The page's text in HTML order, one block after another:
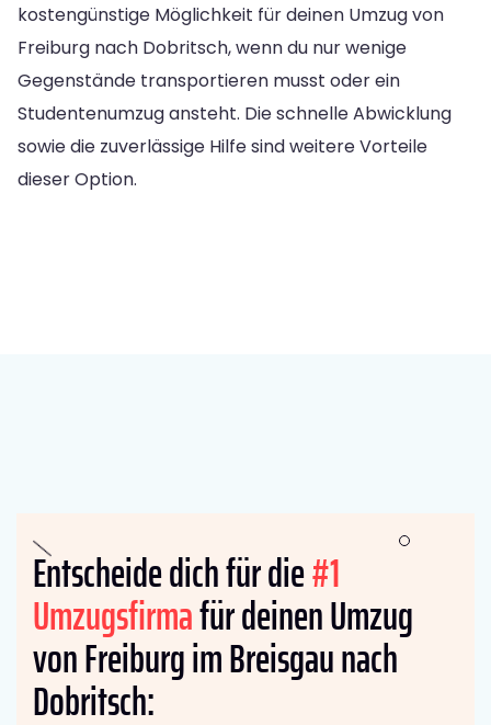
kostengünstige Möglichkeit für deinen Umzug von
Freiburg nach Dobritsch, wenn du nur wenige
Gegenstände transportieren musst oder ein
Studentenumzug ansteht. Die schnelle Abwicklung
sowie die zuverlässige Hilfe sind weitere Vorteile
dieser Option.
Entscheide dich für die#1
Umzugsfirmafür deinen Umzug
von Freiburg im Breisgau nach
Dobritsch: